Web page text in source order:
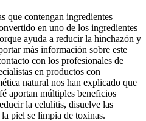
que contengan ingredientes
en uno de los ingredientes
ayuda a reducir la hinchazón y
más información sobre este
con los profesionales de
en productos con
natural nos han explicado que
aportan múltiples beneficios
la celulitis, disuelve las
piel se limpia de toxinas.